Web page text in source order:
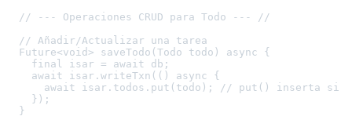
  // --- Operaciones CRUD para Todo --- //
  // Añadir/Actualizar una tarea
  Future<void> saveTodo(Todo todo) async {
    final isar = await db;
    await isar.writeTxn(() async {
await isar.todos.put(todo); // put() inserta si
    });
  }